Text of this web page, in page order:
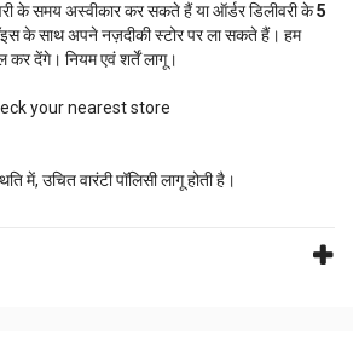
के समय अस्वीकार कर सकते हैं या ऑर्डर डिलीवरी के5
के साथ अपने नज़दीकी स्टोर पर ला सकते हैं। हम
देंगे। नियम एवं शर्तें लागू।
your nearest store
में, उचित वारंटी पॉलिसी लागू होती है।